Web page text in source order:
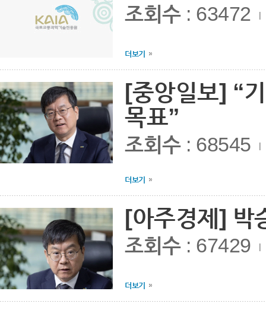
조회수: 63472 |
더보기
[중앙일보] “
목표”
조회수: 68545 |
더보기
[아주경제] 박
조회수: 67429 |
더보기